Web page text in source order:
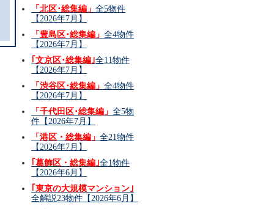
「北区･総集編」 全5物件
【2026年7月】
「豊島区･総集編」 全4物件
【2026年7月】
｢文京区･総集編｣全11物件
【2026年7月】
「渋谷区･総集編」 全4物件
【2026年7月】
「千代田区･総集編」 全5物
件【2026年7月】
「港区・総集編」 全21物件
【2026年7月】
｢葛飾区・総集編｣全1物件
【2026年6月】
｢東京の大規模マンション｣
全解説23物件【2026年6月】